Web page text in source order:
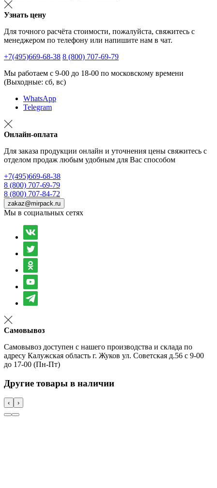
Узнать цену
Для точного расчёта стоимости, пожалуйста, свяжитесь с
менеджером по телефону или напишите нам в чат.
+7(495)669-68-38 8 (800) 707-69-79
Мы работаем с 9-00 до 18-00 по московскому времени
(Выходные: сб, вс)
WhatsApp
Telegram
Онлайн-оплата
Для заказа продукции онлайн и уточнения цены свяжитесь с
отделом продаж любым удобным для Вас способом
+7(495)669-68-38
8 (800) 707-69-79
8 (800) 707-84-72
zakaz@mirpack.ru
Мы в социальных сетях
Самовывоз
Самовывоз доступен с нашего производства и склада по
адресу Калужская область г. Жуков ул. Советская д.56 с 9-00
до 17-00 (Пн-Пт)
Другие товары в наличии
‹ ›